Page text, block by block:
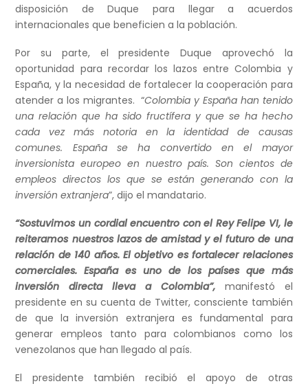
disposición de Duque para llegar a acuerdos
internacionales que beneficien a la población.
Por su parte, el presidente Duque aprovechó la
oportunidad para recordar los lazos entre Colombia y
España, y la necesidad de fortalecer la cooperación para
atender a los migrantes. “Colombia y España han tenido
una relación que ha sido fructífera y que se ha hecho
cada vez más notoria en la identidad de causas
comunes. España se ha convertido en el mayor
inversionista europeo en nuestro país. Son cientos de
empleos directos los que se están generando con la
inversión extranjera”, dijo el mandatario.
“Sostuvimos un cordial encuentro con el Rey Felipe VI, le
reiteramos nuestros lazos de amistad y el futuro de una
relación de 140 años. El objetivo es fortalecer relaciones
comerciales. España es uno de los países que más
inversión directa lleva a Colombia”,manifestó el
presidente en su cuenta de Twitter, consciente también
de que la inversión extranjera es fundamental para
generar empleos tanto para colombianos como los
venezolanos que han llegado al país.
El presidente también recibió el apoyo de otras